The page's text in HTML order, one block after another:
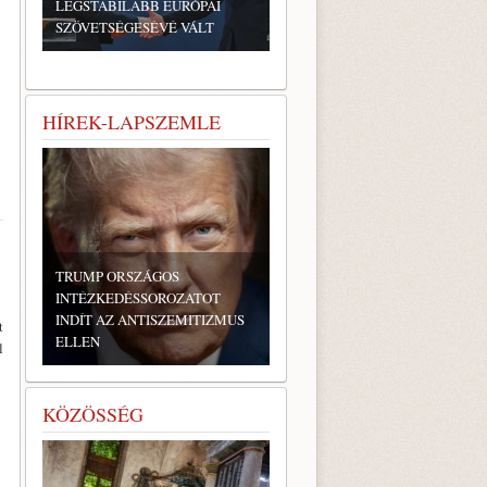
LEGSTABILABB EURÓPAI
SZÖVETSÉGESÉVÉ VÁLT
HÍREK-LAPSZEMLE
TRUMP ORSZÁGOS
INTÉZKEDÉSSOROZATOT
INDÍT AZ ANTISZEMITIZMUS
ELLEN
KÖZÖSSÉG